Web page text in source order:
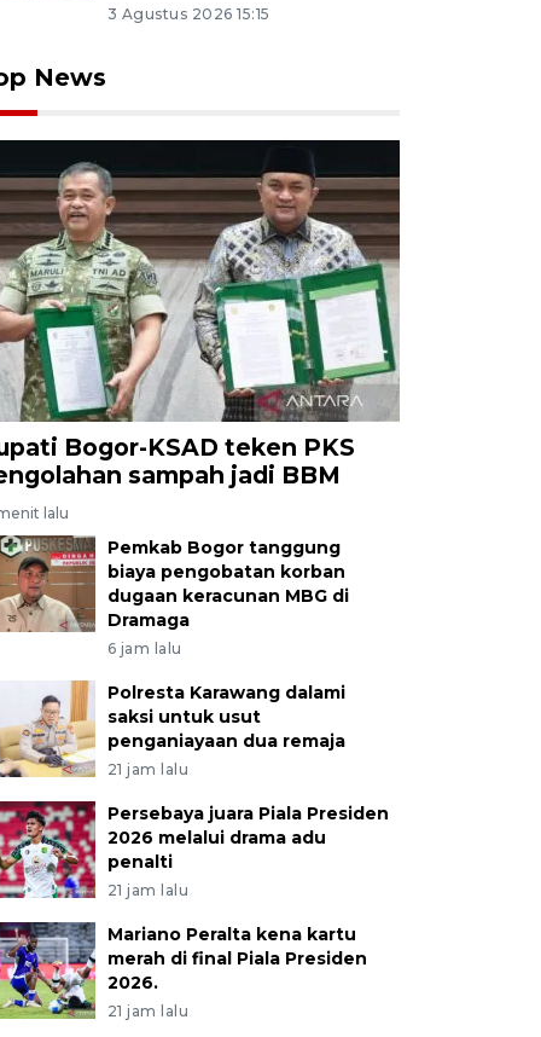
3 Agustus 2026 15:15
News
Bogor-KSAD teken PKS
sampah jadi BBM
lalu
Pemkab Bogor tanggung
biaya pengobatan korban
dugaan keracunan MBG di
Dramaga
6 jam lalu
Polresta Karawang dalami
saksi untuk usut
penganiayaan dua remaja
21 jam lalu
Persebaya juara Piala Presiden
2026 melalui drama adu
penalti
21 jam lalu
Mariano Peralta kena kartu
merah di final Piala Presiden
2026.
21 jam lalu